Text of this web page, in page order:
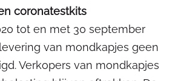
coronatestkits
tot en met 30 september
van mondkapjes geen
Verkopers van mondkapjes